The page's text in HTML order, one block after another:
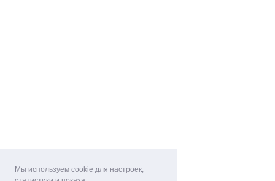
Мы используем cookie для настроек,